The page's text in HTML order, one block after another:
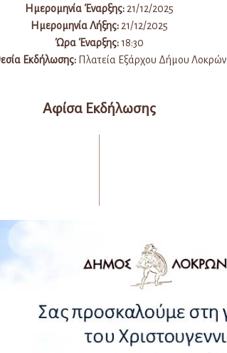
Ημερομηνία Έναρξης:21/12/2025
Ημερομηνία Λήξης:21/12/2025
Ώρα Έναρξης:18:30
Εκδήλωσης:Πλατεία Εξάρχου Δήμου Λοκρών
Αφίσα Εκδήλωσης